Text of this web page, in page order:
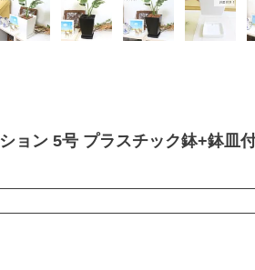
ョン 5号 プラスチック鉢+鉢皿